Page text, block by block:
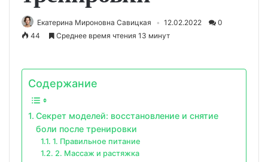
Екатерина Мироновна Савицкая 12.02.2022
0
44
Среднее время чтения 13 минут
Содержание
Секрет моделей: восстановление и снятие
боли после тренировки
1. Правильное питание
2. Массаж и растяжка